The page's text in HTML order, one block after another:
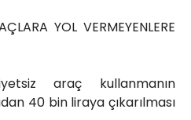
YOL VERMEYENLERE
araç kullanmanın
40 bin liraya çıkarılması